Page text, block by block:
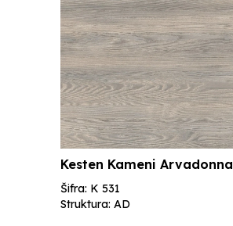
Kesten Kameni Arvadonna
Šifra: K 531
Struktura: AD